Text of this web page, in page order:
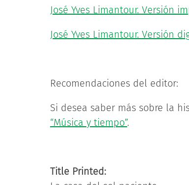
José Yves Limantour. Versión
José Yves Limantour. Versión
Recomendaciones del editor:
Si desea saber más sobre la
“Música y tiempo”.
Title Printed: